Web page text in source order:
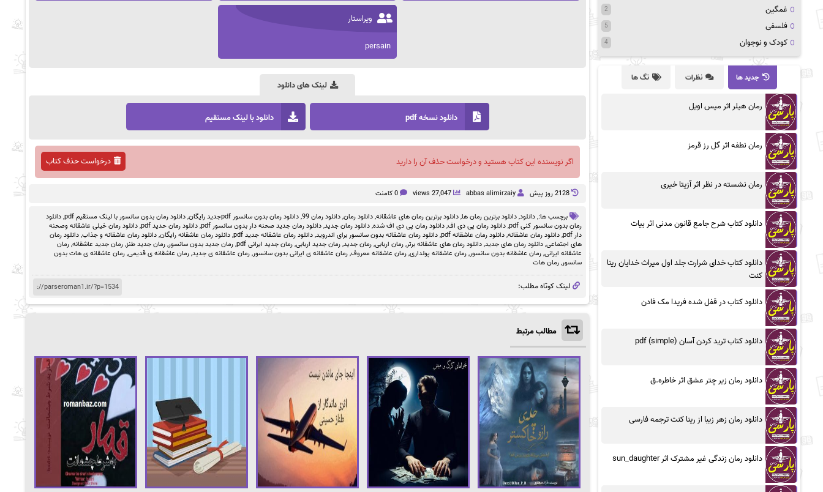
ویراستار
persain
لینک های دانلود
دانلود نسخه pdf دانلود با لینک مستقیم
اگر نویسنده این کتاب هستید و درخواست حذف آن را دارید درخواست حذف کتاب
2128 روز پيش abbas alimirzaiy
27,047 views 0 کامنت
برچسب ها:,دانلود,دانلود برترین رمان ها,دانلود برترین رمان های عاشقانه,دانلود رمان,دانلود رمان 99 ,دانلود رمان بدون سانسور pdfجدید رایگان ,دانلود رمان بدون سانسور با لینک مستقیم pdf ,دانلود
رمان بدون سانسور کنی pdf
,دانلود رمان پی دی اف,دانلود رمان پی دی اف شده,دانلود رمان جدید,دانلود رمان جدید صحنه دار بدون سانسور pdf ,دانلود رمان حدید pdf ,دانلود رمان خیلی عاشقانه وصحنه
دار pdf
,دانلود رمان عاشقانه,دانلود رمان عاشقانه pdf ,دانلود رمان عاشقانه بدون سانسور برای اندروید,دانلود رمان عاشقانه جدید pdf ,دانلود رمان عاشقانه رایگان,دانلود رمان عاشقانه و جذاب,دانلود رمان
های اجتماعی,دانلود رمان های جدید,دانلود رمان های عاشقانه برتر,رمان اربابی,رمان جدید,رمان جدید اربابی,رمان جدید ایرانی pdf ,رمان جدید بدون سانسور,رمان جدید طنز,رمان جدید عاشقانه,رمان
عاشقانه ایرانی,رمان عاشقانه بدون سانسور,رمان عاشقانه پولداری,رمان عاشقانه معروف,رمان عاشقانه ی ایرانی بدون سانسور,رمان عاشقانه ی جدید,رمان عاشقانه ی قدیمی,رمان عاشقانه ی هات بدون
سانسور,رمان هات
لینک کوتاه مطلب:
مطالب مرتبط
غمگین 2
فلسفی 5
کودک و نوجوان 4
جدید ها نظرات تگ ها
رمان هیلر اثر میس اویل
رمان نطفه اثر گل رز قرمز
رمان نشسته در نظر اثر آزیتا خیری
دانلود کتاب شرح جامع قانون مدنی اثر بیات
دانلود کتاب خدای شرارت جلد اول میراث خدایان رینا
کنت
دانلود کتاب در قفل شده فریدا مک فادن
دانلود کتاب ترید کردن آسان (simple) pdf
دانلود رمان زیر چتر عشق اثر خاطره.ق
دانلود رمان زهر زیبا از رینا کنت ترجمه فارسی
دانلود رمان زندگی غیر مشترک اثر sun_daughter